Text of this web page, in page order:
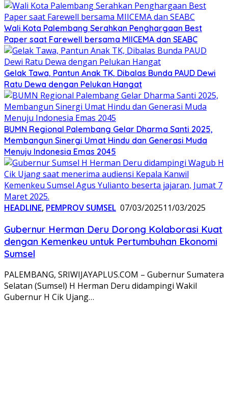
Wali Kota Palembang Serahkan Penghargaan Best
Paper saat Farewell bersama MIICEMA dan SEABC
Gelak Tawa, Pantun Anak TK, Dibalas Bunda PAUD Dewi
Ratu Dewa dengan Pelukan Hangat
BUMN Regional Palembang Gelar Dharma Santi 2025,
Membangun Sinergi Umat Hindu dan Generasi Muda
Menuju Indonesia Emas 2045
HEADLINE, PEMPROV SUMSEL 07/03/202511/03/2025
Gubernur Herman Deru Dorong Kolaborasi Kuat
dengan Kemenkeu untuk Pertumbuhan Ekonomi
Sumsel
PALEMBANG, SRIWIJAYAPLUS.COM – Gubernur Sumatera
Selatan (Sumsel) H Herman Deru didampingi Wakil
Gubernur H Cik Ujang…